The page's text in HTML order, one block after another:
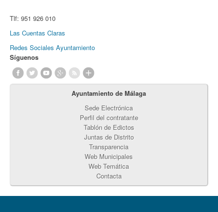
Tlf: 951 926 010
Las Cuentas Claras
Redes Sociales Ayuntamiento
Síguenos
Ayuntamiento de Málaga
Sede Electrónica
Perfil del contratante
Tablón de Edictos
Juntas de Distrito
Transparencia
Web Municipales
Web Temática
Contacta